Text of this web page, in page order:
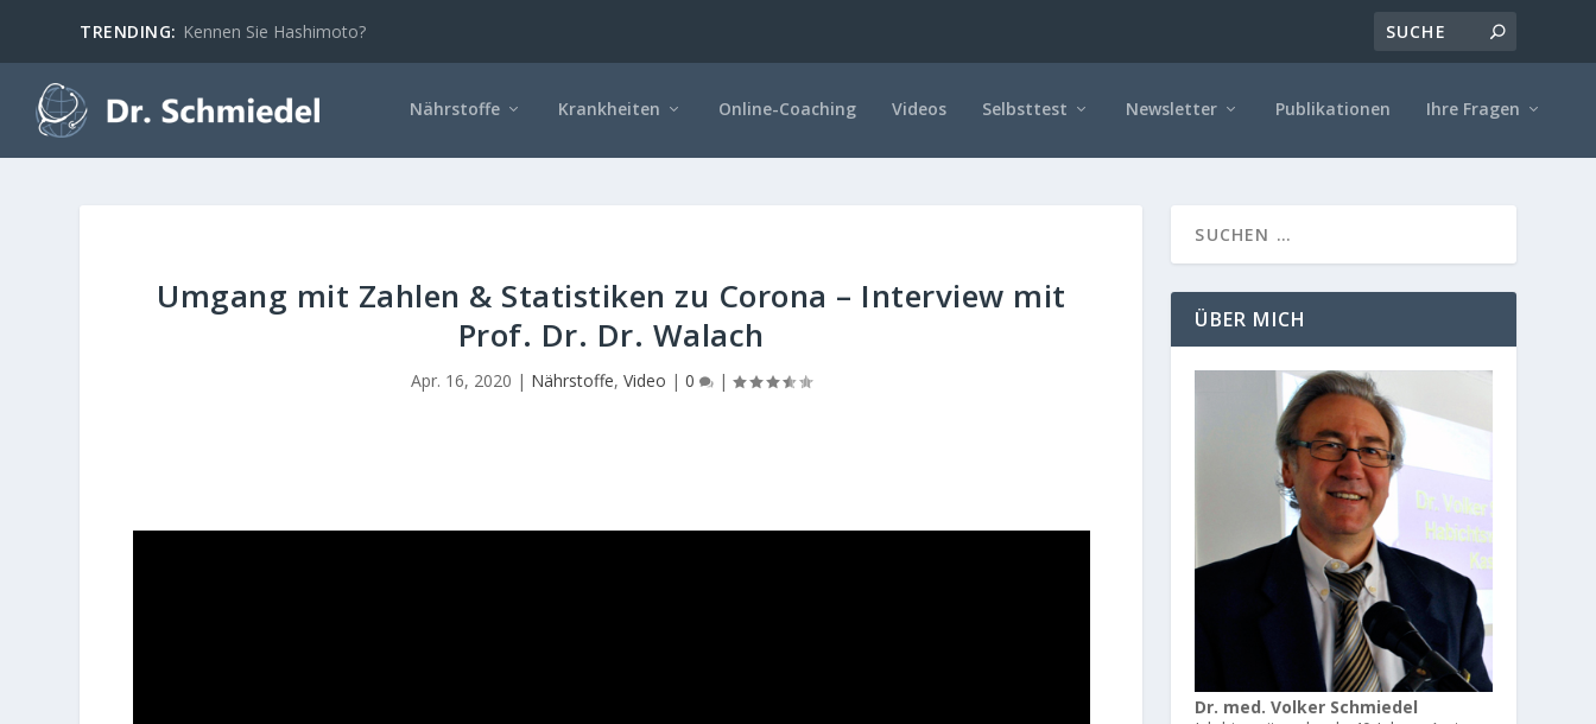
TRENDING: Kennen Sie Hashimoto?
Nährstoffe Krankheiten Online-Coaching Videos Selbsttest Newsletter Publikationen Ihre Fragen
Umgang mit Zahlen & Statistiken zu Corona – Interview mit
Prof. Dr. Dr. Walach
Apr. 16, 2020 | Nährstoffe,Video |0 |
ÜBER MICH
Dr. med. Volker Schmiedel